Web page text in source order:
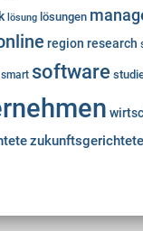
lösung lösungen
region research
smart software